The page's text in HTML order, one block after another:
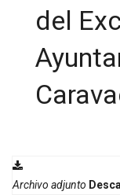
del
Archivo adjunto